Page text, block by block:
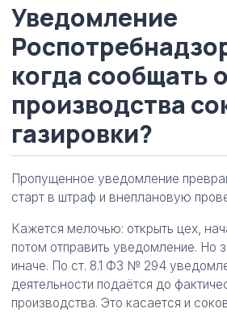
Уведомление
когда сообщать
производства
газировки?
Пропущенное уведомление
старт в штраф и внеплановую
Кажется мелочью: открыть цех,
потом отправить уведомление. Но
иначе. По ст. 8.1 ФЗ № 294
деятельности подаётся до
производства. Это касается и